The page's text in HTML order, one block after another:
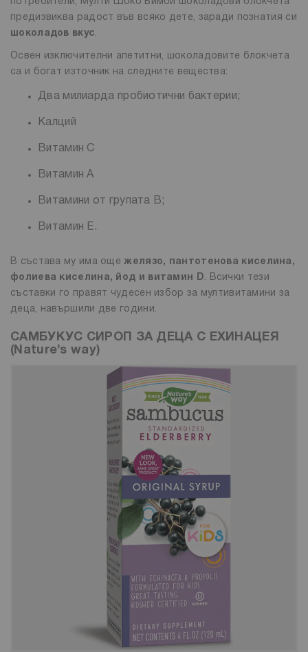
предизвиква радост във всяко дете, заради познатия си
шоколадов вкус.
Освен изключителни апетитни, шоколадовите блокчета
са и богат източник на следните вещества:
Два милиарда пробиотични бактерии;
Калций
Витамин С
Витамин А
Витамини от групата В;
Витамин Е.
В състава му има ощежелязо, пантотенова киселина,
фолиева киселина, йод и витамин D. Всички тези
съставки го правят чудесен избор за мултивитамини за
деца, навършили две години.
САМБУКУС СИРОП ЗА ДЕЦА С ЕХИНАЦЕЯ
(Nature’s way)